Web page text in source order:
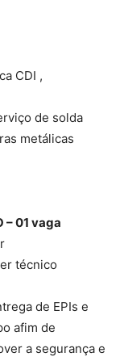
CDI ,
de solda
metálicas
– 01 vaga
técnico
de EPIs e
afim de
a segurança e